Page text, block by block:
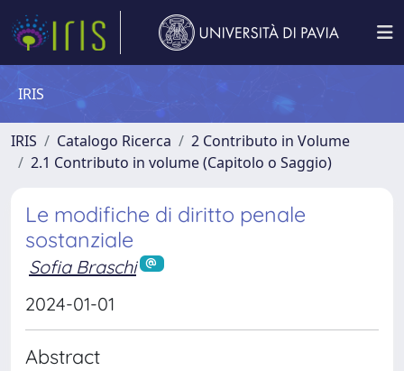
IRIS
IRIS Catalogo Ricerca
2 Contributo in Volume
2.1 Contributo in volume (Capitolo o Saggio)
Le modifiche di diritto penale
sostanziale
Sofia Braschi
2024-01-01
Abstract